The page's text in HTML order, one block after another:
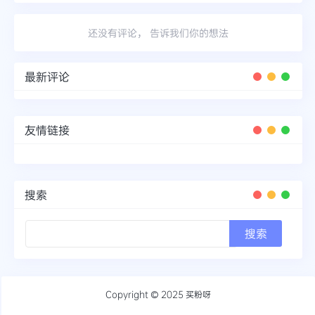
还没有评论， 告诉我们你的想法
最新评论
友情链接
搜索
Copyright © 2025 买粉呀